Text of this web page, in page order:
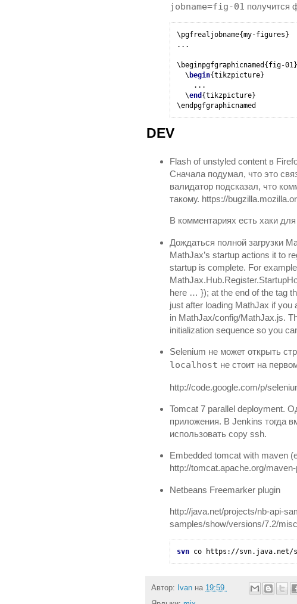
jobname=fig-01 получится
\pgfrealjobname{my-figures}
...
\beginpgfgraphicnamed{fig-01}
  \
begin{tikzpicture}
    ...
  \
end {tikzpicture}
DEV
Flash of unstyled content в
Сначала подумал, что это
валидатор подсказал, что
такому. https://
В комментариях есть хаки
Дождаться полной загрузки
MathJax’s startup actions it to
startup is complete. For
here … }); at the end of the tag
just after loading MathJax if you
in MathJax/config/MathJax.js.
initialization sequence so you
Selenium не может открыть
localhost не стоит на
http://code.google.com/p/
Tomcat 7 parallel deployment.
приложения. В Jenkins тогда
использовать copy ssh.
Embedded tomcat with maven
http://tomcat.apache.org/
Netbeans Freemarker plugin
http://java.net/projects/nb-api-
samples/show/versions/7.2/
svn co https://svn.java.net/
Автор: Ivan на 19:59